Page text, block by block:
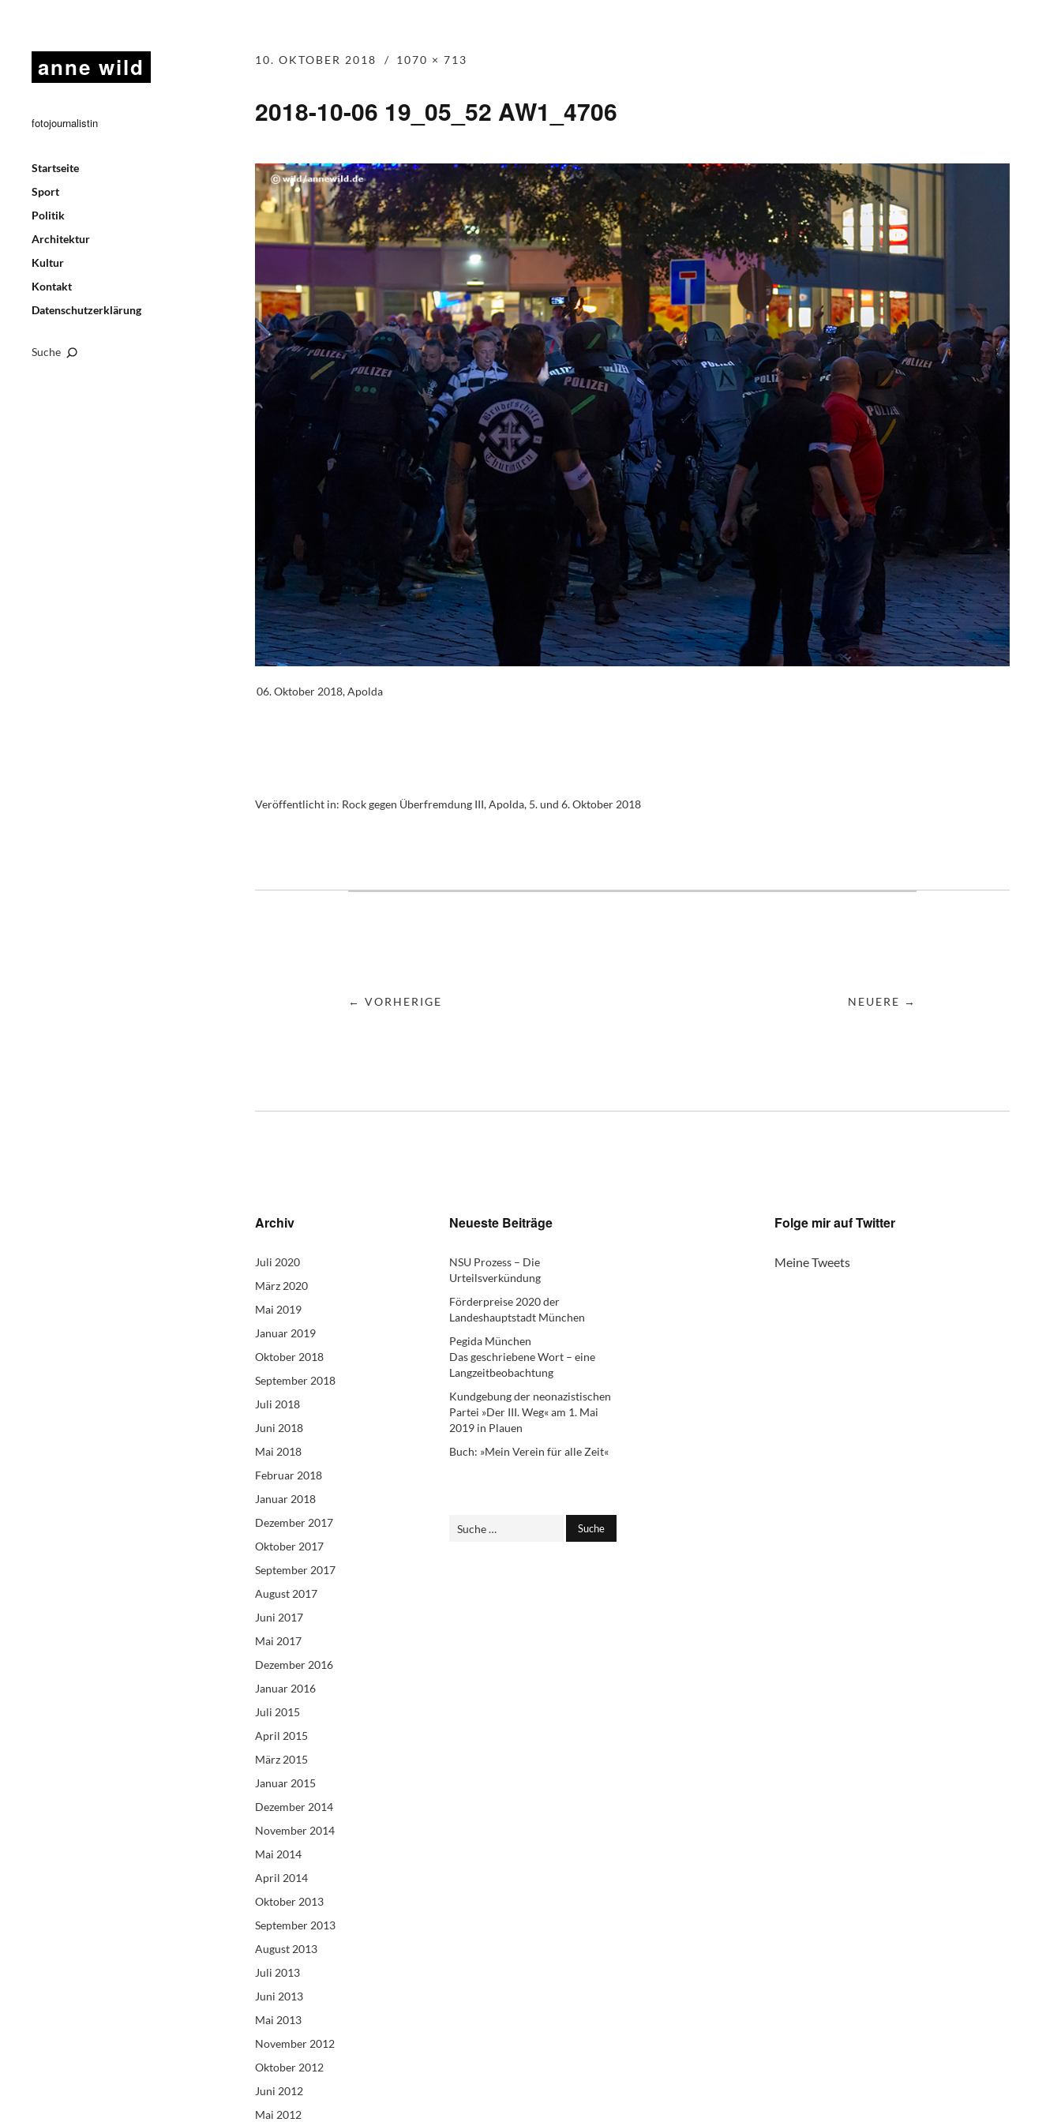
anne wild
fotojournalistin
Startseite
Sport
Politik
Architektur
Kultur
Kontakt
Datenschutzerklärung
Suche
10. OKTOBER 2018 1070 × 713
2018-10-06 19_05_52 AW1_4706
06. Oktober 2018, Apolda
Veröffentlicht in: Rock gegen Überfremdung III, Apolda, 5. und 6. Oktober 2018
← VORHERIGE NEUERE →
Archiv
Juli 2020
März 2020
Mai 2019
Januar 2019
Oktober 2018
September 2018
Juli 2018
Juni 2018
Mai 2018
Februar 2018
Januar 2018
Dezember 2017
Oktober 2017
September 2017
August 2017
Juni 2017
Mai 2017
Dezember 2016
Januar 2016
Juli 2015
April 2015
März 2015
Januar 2015
Dezember 2014
November 2014
Mai 2014
April 2014
Oktober 2013
September 2013
August 2013
Juli 2013
Juni 2013
Mai 2013
November 2012
Oktober 2012
Juni 2012
Mai 2012
Neueste Beiträge
NSU Prozess – Die
Urteilsverkündung
Förderpreise 2020 der
Landeshauptstadt München
Pegida München
Das geschriebene Wort – eine
Langzeitbeobachtung
Kundgebung der neonazistischen
Partei »Der III. Weg« am 1. Mai
2019 in Plauen
Buch: »Mein Verein für alle Zeit«
Folge mir auf Twitter
Meine Tweets